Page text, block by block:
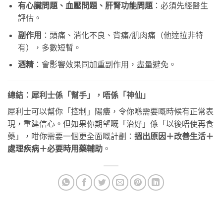
有心臟問題、血壓問題、肝腎功能問題：必須先經醫生
評估。
副作用 ：頭痛、消化不良、背痛/肌肉痛（他達拉非特
有），多數短暫。
酒精：會影響效果同加重副作用，盡量避免。
總結：犀利士係「幫手」，唔係「神仙」
犀利士可以幫你「控制」陽痿，令你喺需要嘅時候有正常表
現，重建信心。但如果你期望嘅「治好」係「以後唔使再食
藥」，咁你需要一個更全面嘅計劃： 搵出原因＋改善生活＋
處理疾病＋必要時用藥輔助 。